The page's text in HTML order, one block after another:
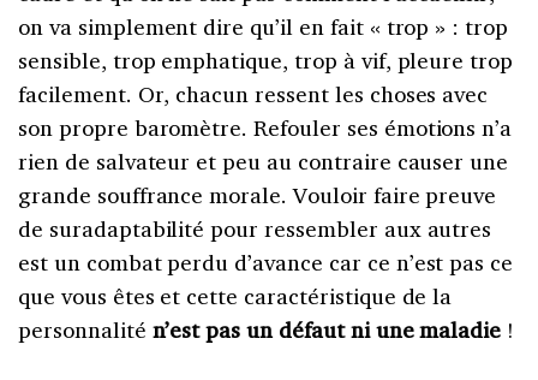
on va simplement dire qu’il en fait « trop » : trop
sensible, trop emphatique, trop à vif, pleure trop
facilement. Or, chacun ressent les choses avec
son propre baromètre. Refouler ses émotions n’a
rien de salvateur et peu au contraire causer une
grande souffrance morale. Vouloir faire preuve
de suradaptabilité pour ressembler aux autres
est un combat perdu d’avance car ce n’est pas ce
que vous êtes et cette caractéristique de la
personnalité n’est pas un défaut ni une maladie !